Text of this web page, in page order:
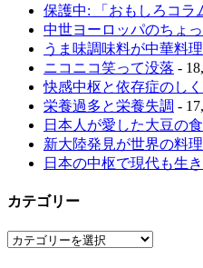
保護中: 「おもしろコラ
中世ヨーロッパのちょ
うま味調味料が中華料
ニコニコ笑って没落 -
快感中枢と依存症のし
栄養過多と栄養失調 -
日本人が愛した大豆の
新大陸発見が世界の料
日本の中枢で現代も生
カテゴリー
カ